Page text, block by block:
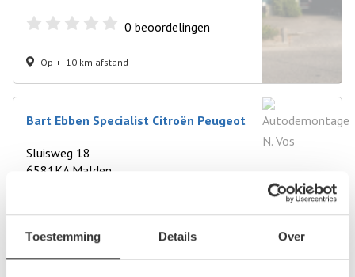
Toestemming Details Over
0 beoordelingen
Op +- 10 km afstand
Bart Ebben Specialist Citroën Peugeot
Sluisweg 18
6581KA Malden
Op +- 12 km afstand